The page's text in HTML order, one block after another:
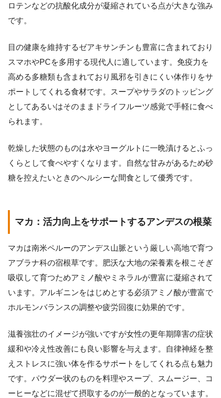
ロテンなどの抗酸化成分が凝縮されている点が大きな強み
です。
目の健康を維持するゼアキサンチンも豊富に含まれており
スマホやPCを多用する現代人に適しています。免疫力を
高める多糖類も含まれており風邪を引きにくい体作りをサ
ポートしてくれる食材です。スープやサラダのトッピング
としてあるいはそのままドライフルーツ感覚で手軽に食べ
られます。
乾燥した状態のものは水やヨーグルトに一晩漬けるとふっ
くらとして食べやすくなります。自然な甘みがあるため砂
糖を控えたいときのヘルシーな間食として優秀です。
マカ：活力向上をサポートするアンデスの根菜
マカは南米ペルーのアンデス山脈という厳しい高地で育つ
アブラナ科の宿根草です。肥沃な大地の栄養素を根こそぎ
吸収して育つためアミノ酸やミネラルが豊富に凝縮されて
います。アルギニンをはじめとする必須アミノ酸が豊富で
ホルモンバランスの調整や疲労回復に効果的です。
滋養強壮のイメージが強いですが女性の更年期障害の症状
緩和や冷え性改善にも良い影響を与えます。自律神経を整
えストレスに強い体を作るサポートをしてくれる点も魅力
です。パウダー状のものを料理やスープ、スムージー、コ
ーヒーなどに混ぜて摂取するのが一般的となっています。